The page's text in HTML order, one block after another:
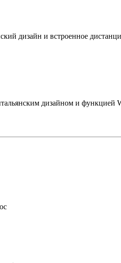
дизайн и встроенное
дизайном и функцией